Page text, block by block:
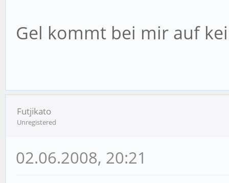
Gel kommt bei mir auf
Futjikato
Unregistered
02.06.2008, 20:21